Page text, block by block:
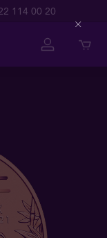
114 00 20
Close